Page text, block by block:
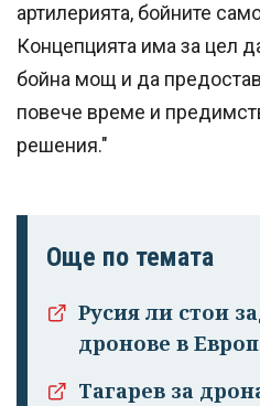
артилерията, бойните
Концепцията има за цел
бойна мощ и да
повече време и
решения."
Още по темата
Русия ли стои
дронове в
Тагарев за